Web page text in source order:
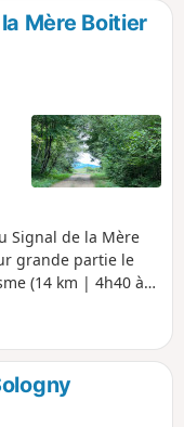
Mère Boitier
Signal de la Mère
grande partie le
(14 km | 4h40 à
au hameau Les